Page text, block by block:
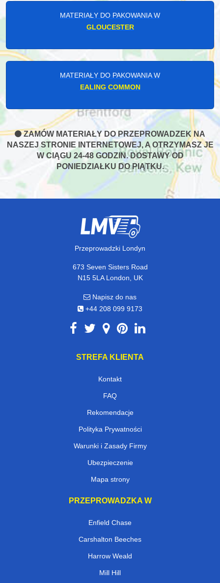
MATERIAŁY DO PAKOWANIA W
GLOUCESTER
MATERIAŁY DO PAKOWANIA W
EALING COMMON
ZAMÓW MATERIAŁY DO PRZEPROWADZEK NA
NASZEJ STRONIE INTERNETOWEJ, A OTRZYMASZ JE
W CIĄGU 24-48 GODZIN. DOSTAWY OD
PONIEDZIAŁKU DO PIĄTKU.
Przeprowadzki Londyn
673 Seven Sisters Road
N15 5LA London, UK
Napisz do nas
+44 208 099 9173
STREFA KLIENTA
Kontakt
FAQ
Rekomendacje
Polityka Prywatności
Warunki i Zasady Firmy
Ubezpieczenie
Mapa strony
PRZEPROWADZKA W
Enfield Chase
Carshalton Beeches
Harrow Weald
Mill Hill